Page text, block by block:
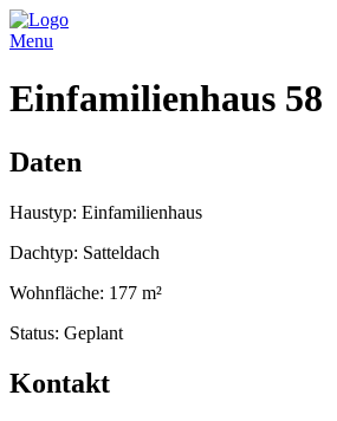
Menu
Einfamilienhaus 58
Daten
Haustyp: Einfamilienhaus
Dachtyp: Satteldach
Wohnfläche: 177 m²
Status: Geplant
Kontakt